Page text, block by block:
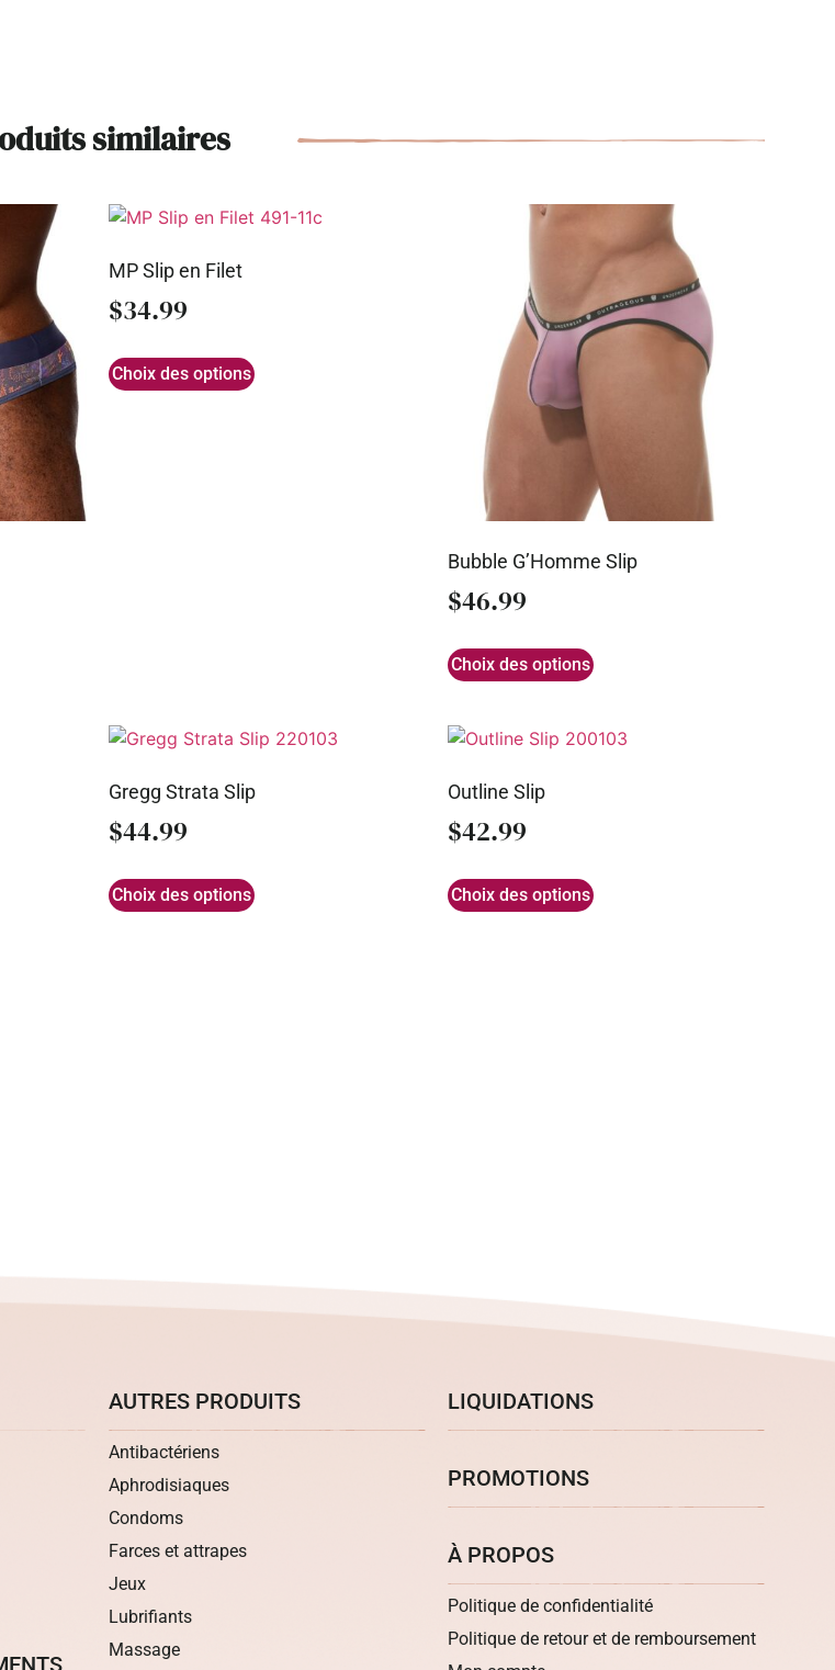
similaires
MP Slip en Filet
$34.99
Choix des options
Bubble G’Homme Slip
$46.99
Choix des options
Gregg Strata Slip
$44.99
Choix des options
Outline Slip
$42.99
Choix des options
AUTRES PRODUITS
Antibactériens
Aphrodisiaques
Condoms
Farces et attrapes
Jeux
Lubrifiants
Massage
LIQUIDATIONS
PROMOTIONS
À PROPOS
Politique de confidentialité
Politique de retour et de remboursement